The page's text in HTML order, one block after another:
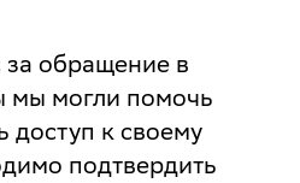
за обращение в
мы могли помочь
доступ к своему
подтвердить